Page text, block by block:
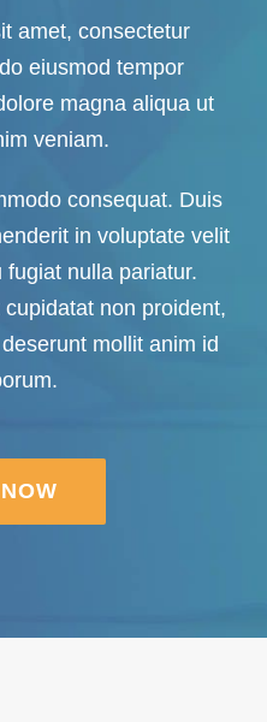
amet, consectetur
eiusmod tempor
magna aliqua ut
veniam.
consequat. Duis
in voluptate velit
nulla pariatur.
non proident,
mollit anim id